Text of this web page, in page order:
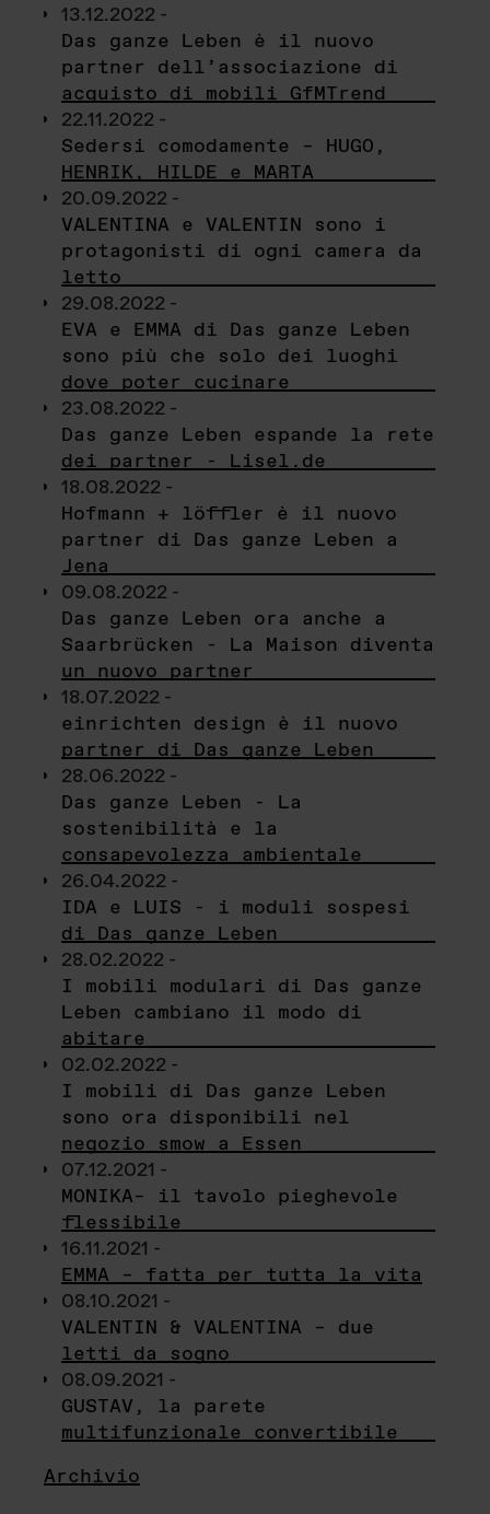
13.12.2022 -
Das ganze Leben è il nuovo
partner dell’associazione di
acquisto di mobili GfMTrend
22.11.2022 -
Sedersi comodamente – HUGO,
HENRIK, HILDE e MARTA
20.09.2022 -
VALENTINA e VALENTIN sono i
protagonisti di ogni camera da
letto
29.08.2022 -
EVA e EMMA di Das ganze Leben
sono più che solo dei luoghi
dove poter cucinare
23.08.2022 -
Das ganze Leben espande la rete
dei partner - Lisel.de
18.08.2022 -
Hofmann + löffler è il nuovo
partner di Das ganze Leben a
Jena
09.08.2022 -
Das ganze Leben ora anche a
Saarbrücken - La Maison diventa
un nuovo partner
18.07.2022 -
einrichten design è il nuovo
partner di Das ganze Leben
28.06.2022 -
Das ganze Leben - La
sostenibilità e la
consapevolezza ambientale
26.04.2022 -
IDA e LUIS - i moduli sospesi
di Das ganze Leben
28.02.2022 -
I mobili modulari di Das ganze
Leben cambiano il modo di
abitare
02.02.2022 -
I mobili di Das ganze Leben
sono ora disponibili nel
negozio smow a Essen
07.12.2021 -
MONIKA– il tavolo pieghevole
flessibile
16.11.2021 -
EMMA – fatta per tutta la vita
08.10.2021 -
VALENTIN & VALENTINA – due
letti da sogno
08.09.2021 -
GUSTAV, la parete
multifunzionale convertibile
Archivio